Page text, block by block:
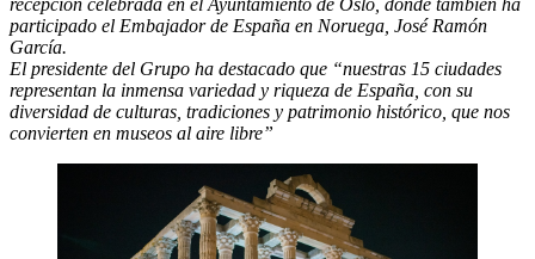
recepción celebrada en el Ayuntamiento de Oslo, donde también ha
participado el Embajador de España en Noruega, José Ramón
García.
El presidente del Grupo ha destacado que “nuestras 15 ciudades
representan la inmensa variedad y riqueza de España, con su
diversidad de culturas, tradiciones y patrimonio histórico, que nos
convierten en museos al aire libre”